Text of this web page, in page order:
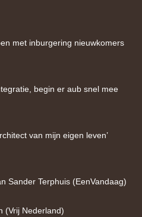
met inburgering nieuwkomers
begin er aub snel mee
van mijn eigen leven’
Sander Terphuis (EenVandaag)
(Vrij Nederland)